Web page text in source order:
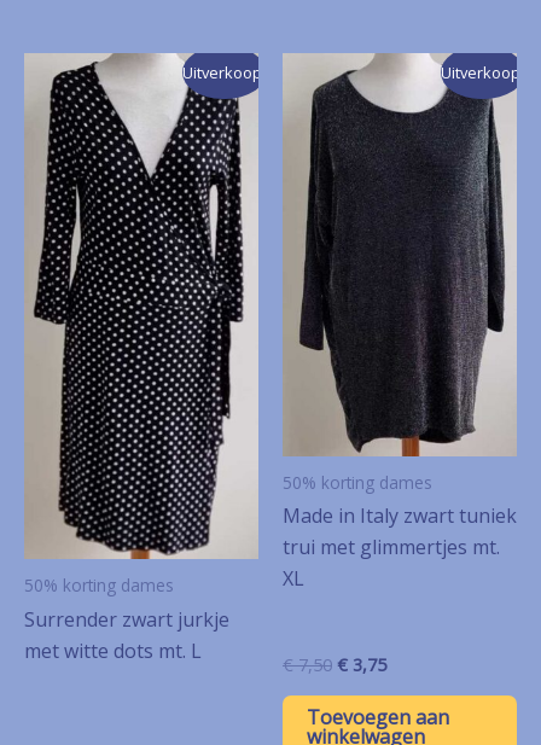
Uitverkoop!
50% korting dames
Surrender zwart jurkje
met witte dots mt. L
Uitverkoop!
50% korting dames
Made in Italy zwart tuniek
trui met glimmertjes mt.
XL
€7,50 Oorspronkelijke
was:
€ 7,50.
€ 3,75Huidige
is:
€ 3,75.
Toevoegen aan
winkelwagen